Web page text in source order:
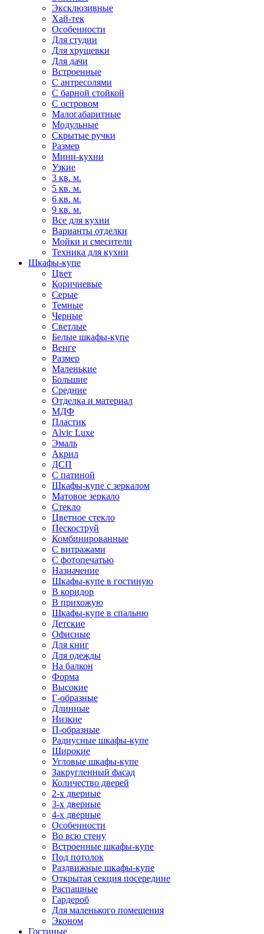
Эксклюзивные
Хай-тек
Особенности
Для студии
Для хрущевки
Для дачи
Встроенные
С антресолями
С барной стойкой
С островом
Малогабаритные
Модульные
Скрытые ручки
Размер
Мини-кухни
Узкие
3 кв. м.
5 кв. м.
6 кв. м.
9 кв. м.
Все для кухни
Варианты отделки
Мойки и смесители
Техника для кухни
Шкафы-купе
Цвет
Коричневые
Серые
Темные
Черные
Светлые
Белые шкафы-купе
Венге
Размер
Маленькие
Большие
Средние
Отделка и материал
МДФ
Пластик
Alvic Luxe
Эмаль
Акрил
ДСП
С патиной
Шкафы-купе с зеркалом
Матовое зеркало
Стекло
Цветное стекло
Пескоструй
Комбинированные
С витражами
С фотопечатью
Назначение
Шкафы-купе в гостиную
В коридор
В прихожую
Шкафы-купе в спальню
Детские
Офисные
Для книг
Для одежды
На балкон
Форма
Высокие
Г-образные
Длинные
Низкие
П-образные
Радиусные шкафы-купе
Широкие
Угловые шкафы-купе
Закругленный фасад
Количество дверей
2-х дверные
3-х дверные
4-х дверные
Особенности
Во всю стену
Встроенные шкафы-купе
Под потолок
Раздвижные шкафы-купе
Открытая секция посередине
Распашные
Гардероб
Для маленького помещения
Эконом
Гостиные